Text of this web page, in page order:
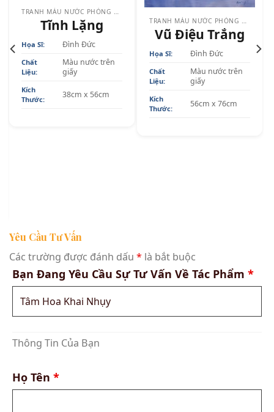
TRANH MÀU NƯỚC PHÒNG ĂN & PHÒNG BẾP
Tĩnh Lặng
Họa Sĩ: Đình Đức
Chất
Liệu:
Màu nước trên
giấy
Kích
Thước:
38cm x 56cm
TRANH MÀU NƯỚC PHÒNG ĂN & PHÒNG BẾP
Vũ Điệu Trắng
Họa Sĩ: Đình Đức
Chất
Liệu:
Màu nước trên
giấy
Kích
Thước:
56cm x 76cm
Yêu Cầu Tư Vấn
Các trường được đánh dấu * là bắt buộc
Bạn Đang Yêu Cầu Sự Tư Vấn Về Tác Phẩm *
Thông Tin Của Bạn
Họ Tên *